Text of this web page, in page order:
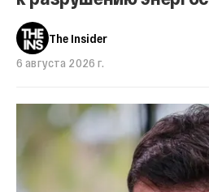
The Insider
6 августа 2026 г.